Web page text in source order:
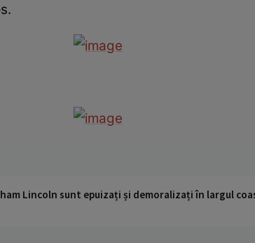
Lincoln sunt epuizați și demoralizați în largul